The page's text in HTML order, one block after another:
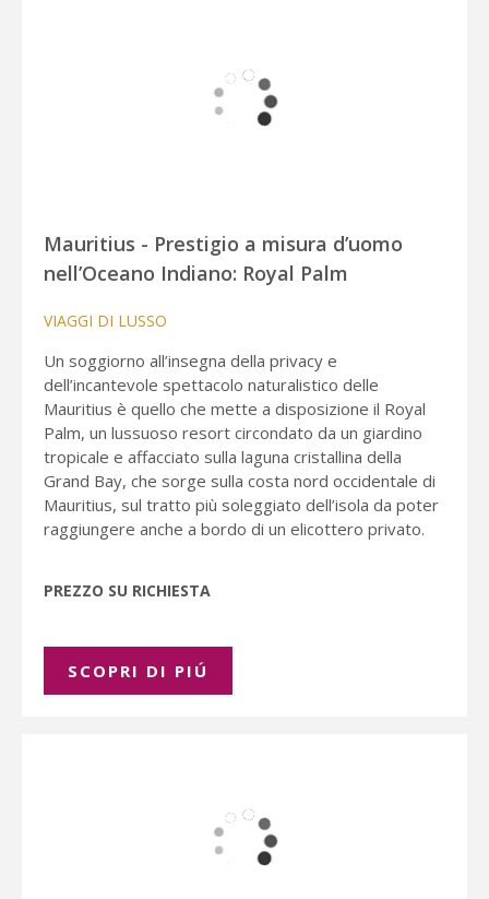
Mauritius - Prestigio a misura d’uomo
nell’Oceano Indiano: Royal Palm
VIAGGI DI LUSSO
Un soggiorno all’insegna della privacy e
dell’incantevole spettacolo naturalistico delle
Mauritius è quello che mette a disposizione il Royal
Palm, un lussuoso resort circondato da un giardino
tropicale e affacciato sulla laguna cristallina della
Grand Bay, che sorge sulla costa nord occidentale di
Mauritius, sul tratto più soleggiato dell’isola da poter
raggiungere anche a bordo di un elicottero privato.
PREZZO SU RICHIESTA
SCOPRI DI PIÚ